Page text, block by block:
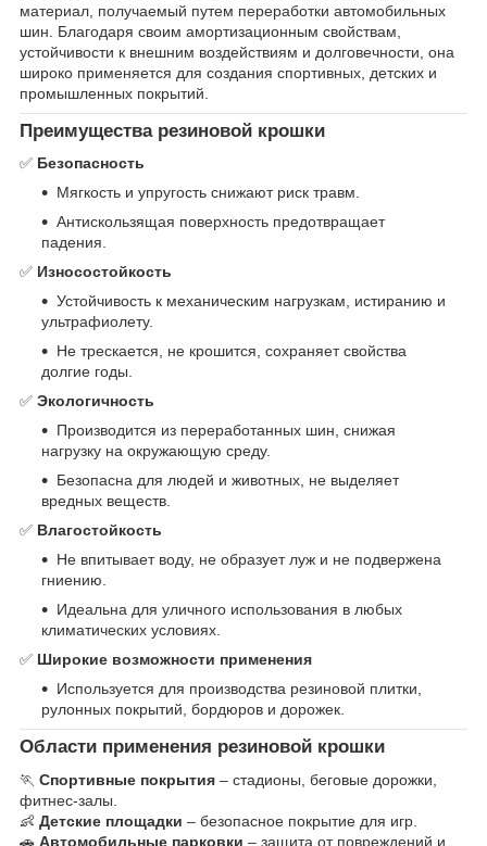
материал, получаемый путем переработки автомобильных
шин. Благодаря своим амортизационным свойствам,
устойчивости к внешним воздействиям и долговечности, она
широко применяется для создания спортивных, детских и
промышленных покрытий.
Преимущества резиновой крошки
✅ Безопасность
Мягкость и упругость снижают риск травм.
Антискользящая поверхность предотвращает
падения.
✅ Износостойкость
Устойчивость к механическим нагрузкам, истиранию и
ультрафиолету.
Не трескается, не крошится, сохраняет свойства
долгие годы.
✅ Экологичность
Производится из переработанных шин, снижая
нагрузку на окружающую среду.
Безопасна для людей и животных, не выделяет
вредных веществ.
✅ Влагостойкость
Не впитывает воду, не образует луж и не подвержена
гниению.
Идеальна для уличного использования в любых
климатических условиях.
✅ Широкие возможности применения
Используется для производства резиновой плитки,
рулонных покрытий, бордюров и дорожек.
Области применения резиновой крошки
🏃 Спортивные покрытия – стадионы, беговые дорожки,
фитнес-залы.
👶 Детские площадки – безопасное покрытие для игр.
🚗 Автомобильные парковки – защита от повреждений и